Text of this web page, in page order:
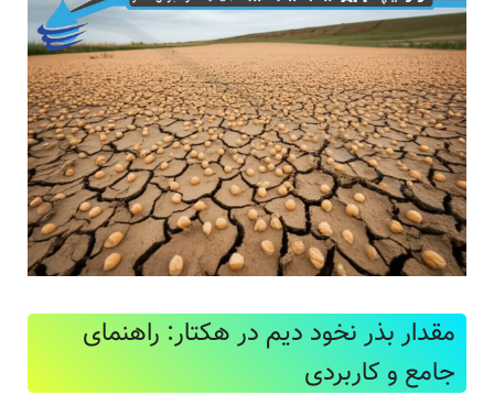
مقدار بذر نخود دیم در هکتار: راهنمای
جامع و کاربردی